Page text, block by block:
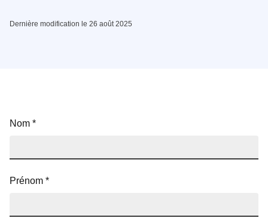
Dernière modification le 26 août 2025
Nom *
Prénom *